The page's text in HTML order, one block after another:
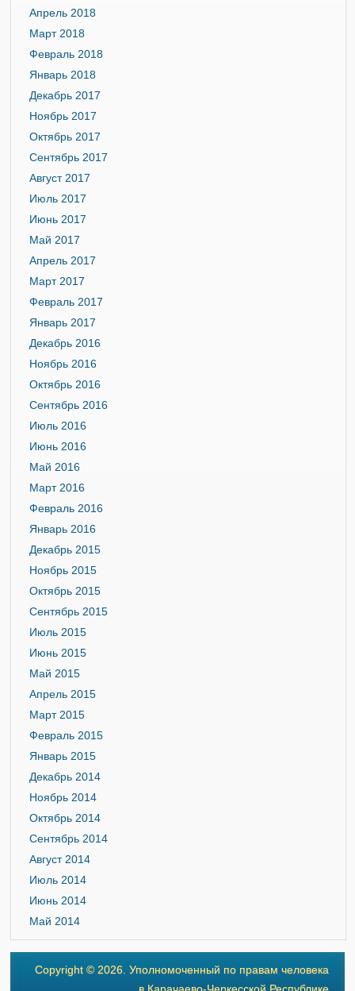
Апрель 2018
Март 2018
Февраль 2018
Январь 2018
Декабрь 2017
Ноябрь 2017
Октябрь 2017
Сентябрь 2017
Август 2017
Июль 2017
Июнь 2017
Май 2017
Апрель 2017
Март 2017
Февраль 2017
Январь 2017
Декабрь 2016
Ноябрь 2016
Октябрь 2016
Сентябрь 2016
Июль 2016
Июнь 2016
Май 2016
Март 2016
Февраль 2016
Январь 2016
Декабрь 2015
Ноябрь 2015
Октябрь 2015
Сентябрь 2015
Июль 2015
Июнь 2015
Май 2015
Апрель 2015
Март 2015
Февраль 2015
Январь 2015
Декабрь 2014
Ноябрь 2014
Октябрь 2014
Сентябрь 2014
Август 2014
Июль 2014
Июнь 2014
Май 2014
Copyright © 2026. Уполномоченный по правам человека